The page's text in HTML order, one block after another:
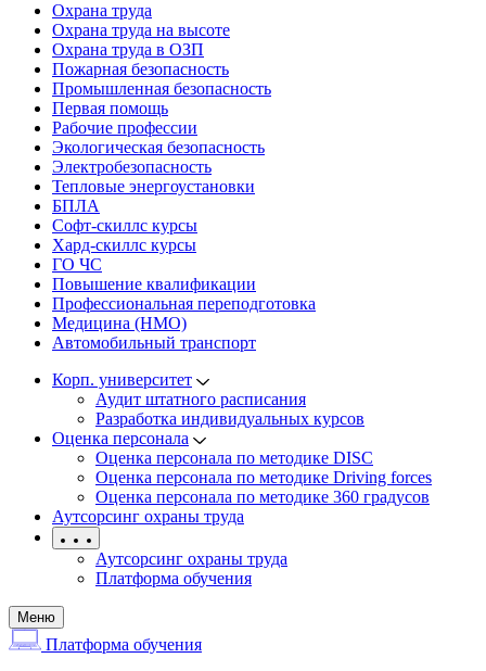
Охрана труда
Охрана труда на высоте
Охрана труда в ОЗП
Пожарная безопасность
Промышленная безопасность
Первая помощь
Рабочие профессии
Экологическая безопасность
Электробезопасность
Тепловые энергоустановки
БПЛА
Софт-скиллс курсы
Хард-скиллс курсы
ГО ЧС
Повышение квалификации
Профессиональная переподготовка
Медицина (НМО)
Автомобильный транспорт
Корп. университет
Аудит штатного расписания
Разработка индивидуальных курсов
Оценка персонала
Оценка персонала по методике DISC
Оценка персонала по методике Driving forces
Оценка персонала по методике 360 градусов
Аутсорсинг охраны труда
Аутсорсинг охраны труда
Платформа обучения
Меню
Платформа обучения